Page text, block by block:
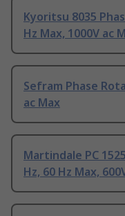
Kyoritsu 8035
Hz Max, 1000V ac
Sefram Phase
ac Max
Martindale PC
Hz, 60 Hz Max,